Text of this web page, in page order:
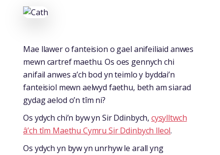
Mae llawer o fanteision o gael anifeiliaid anwes
mewn cartref maethu. Os oes gennych chi
anifail anwes a’ch bod yn teimlo y byddai’n
fanteisiol mewn aelwyd faethu, beth am siarad
gydag aelod o’n tîm ni?
Os ydych chi’n byw yn Sir Ddinbych, cysylltwch
â’ch tîm Maethu Cymru Sir Ddinbych lleol.
Os ydych yn byw yn unrhyw le arall yng